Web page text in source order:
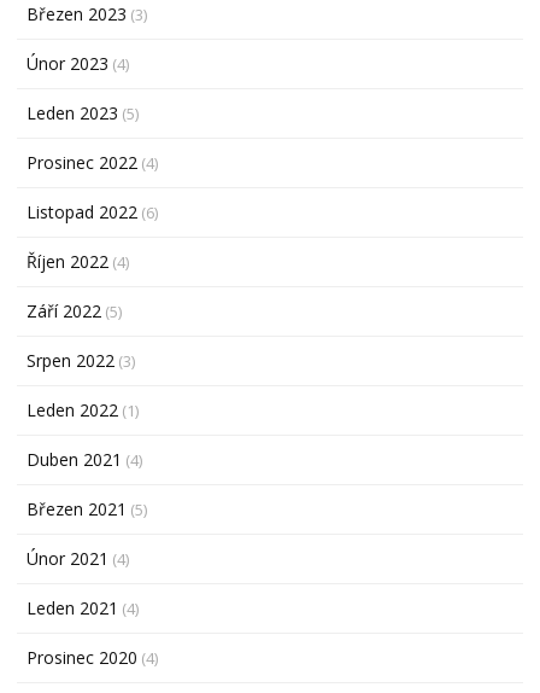
Březen 2023 (3)
Únor 2023 (4)
Leden 2023 (5)
Prosinec 2022 (4)
Listopad 2022 (6)
Říjen 2022 (4)
Září 2022 (5)
Srpen 2022 (3)
Leden 2022 (1)
Duben 2021 (4)
Březen 2021 (5)
Únor 2021 (4)
Leden 2021 (4)
Prosinec 2020 (4)